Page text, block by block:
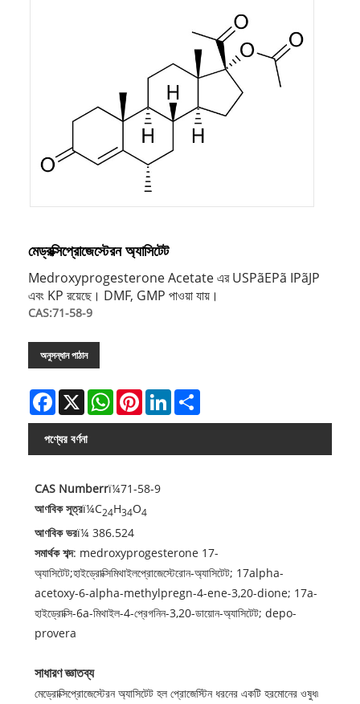
মেড্রক্সিপ্রোজেস্টেরন অ্যাসিটেট
Medroxyprogesterone Acetate এর USPãEPã IPãJP
এবং KP রয়েছে। DMF, GMP পাওয়া যায়।
CAS:71-58-9
অনুসন্ধান পাঠান
Facebook
X WhatsAppPinterestLinkedIn
পণ্যের বর্ণনা
CAS Numberrï¼71-58-9
আণবিক সূত্রï¼C24H34O4
আণবিক ভরï¼ 386.524
সমার্থক শব্দ: medroxyprogesterone 17-
অ্যাসিটেট;হাইড্রোক্সিমিথাইলপ্রোজেস্টেরোন-অ্যাসিটেট; 17alpha-
acetoxy-6-alpha-methylpregn-4-ene-3,20-dione; 17a-
হাইড্রোক্সি-6a-মিথাইল-4-প্রেগনিন-3,20-ডায়োন-অ্যাসিটেট; depo-
provera
সাধারণ জ্ঞাতব্য
মেড্রোক্সিপ্রোজেস্টেরন অ্যাসিটেট হল প্রোজেস্টিন ধরনের একটি হরমোনের ওষুধ৷